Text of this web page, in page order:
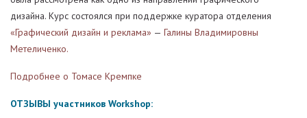
дизайна. Курс состоялся при поддержке куратора отделения
«Графический дизайн и реклама» — Галины Владимировны
Метеличенко.
Подробнее о Томасе Кремпкe
ОТЗЫВЫ участников Workshop: